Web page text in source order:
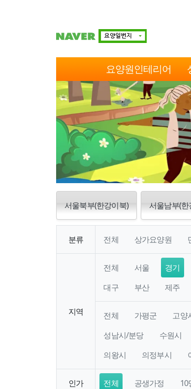
요양원인테리어
서울북부(한강이북) 서울남부(
분류 전체 상가요양원
지역
전체 서울 경기
대구
부산 제주
전체 가평군 고양
성남시/분당
수원시
의왕시
의정부시
인가 전체 공생가정 10